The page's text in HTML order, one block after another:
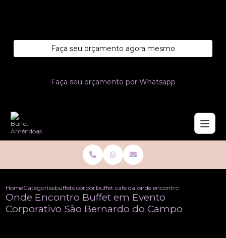
Faça seu orçamento agora mesmo
Faça seu orçamento por Whatsapp
HomeCategoriasbuffets corporativobuffet cafe da manha corporativo
onde encontro buffet em
Onde Encontro Buffet em Evento
Corporativo São Bernardo do Campo